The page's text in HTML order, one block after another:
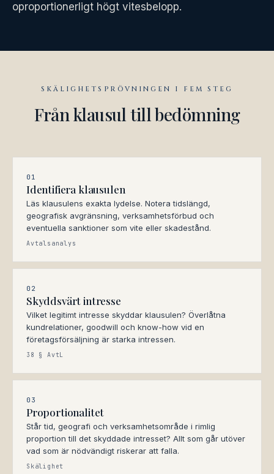
oproportionerligt högt vitesbelopp.
SKÄLIGHETSPRÖVNINGEN I FEM STEG
Från klausul till bedömning
01
Identifiera klausulen
Läs klausulens exakta lydelse. Notera tidslängd,
geografisk avgränsning, verksamhetsförbud och
eventuella sanktioner som vite eller skadestånd.
Avtalsanalys
02
Skyddsvärt intresse
Vilket legitimt intresse skyddar klausulen? Överlåtna
kundrelationer, goodwill och know-how vid en
företagsförsäljning är starka intressen.
38 § AvtL
03
Proportionalitet
Står tid, geografi och verksamhetsområde i rimlig
proportion till det skyddade intresset? Allt som går utöver
vad som är nödvändigt riskerar att falla.
Skälighet